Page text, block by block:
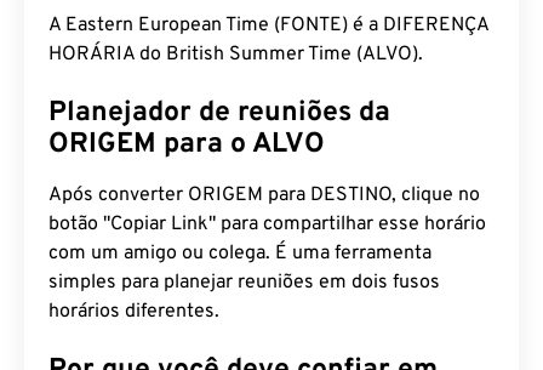
A Eastern European Time (FONTE) é a DIFERENÇA
HORÁRIA do British Summer Time (ALVO).
Planejador de reuniões da
ORIGEM para o ALVO
Após converter ORIGEM para DESTINO, clique no
botão "Copiar Link" para compartilhar esse horário
com um amigo ou colega. É uma ferramenta
simples para planejar reuniões em dois fusos
horários diferentes.